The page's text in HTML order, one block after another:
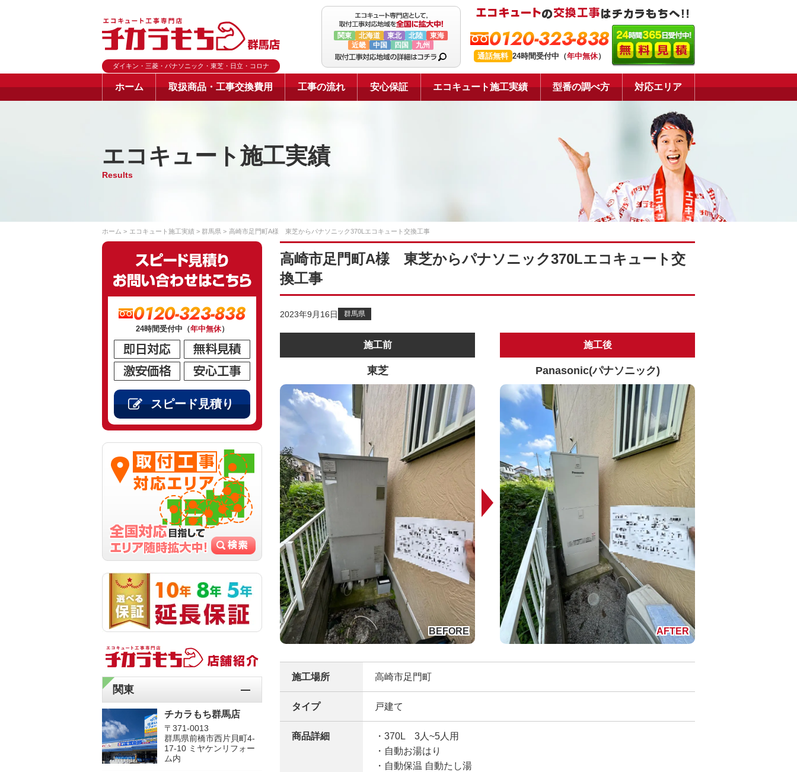
ダイキン・三菱・パナソニック・東芝・日立・コロナ
関東 北海道 東北 北陸
東海
近畿
中国 四国 九州 0120-323-838
通話無料 24時間受付中（年中無休）
ホーム 取扱商品・工事交換費用 工事の流れ 安心保証 エコキュート施工実績 型番の調べ方 対応エリア
エコキュート施工実績
Results
ホーム エコキュート施工実績 群馬県 高崎市足門町A様 東芝からパナソニック370Lエコキュート交換工事
高崎市足門町A様 東芝からパナソニック370Lエコキュート交
換工事
2023年9月16日 群馬県
施工前
東芝
施工後
Panasonic(パナソニック)
施工場所 高崎市足門町
タイプ 戸建て
商品詳細
・370L 3人~5人用
・自動お湯はり
・自動保温 自動たし湯
0120-323-838
24時間受付中（年中無休）
スピード見積り
関東
チカラもち群馬店
〒371-0013
群馬県前橋市西片貝町4-
17-10 ミヤケンリフォー
ム内